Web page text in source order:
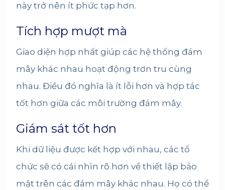
này trở nên ít phức tạp hơn.
Tích hợp mượt mà
Giao diện hợp nhất giúp các hệ thống đám
mây khác nhau hoạt động trơn tru cùng
nhau. Điều đó nghĩa là ít lỗi hơn và hợp tác
tốt hơn giữa các môi trường đám mây.
Giám sát tốt hơn
Khi dữ liệu được kết hợp với nhau, các tổ
chức sẽ có cái nhìn rõ hơn về thiết lập bảo
mật trên các đám mây khác nhau. Họ có thể